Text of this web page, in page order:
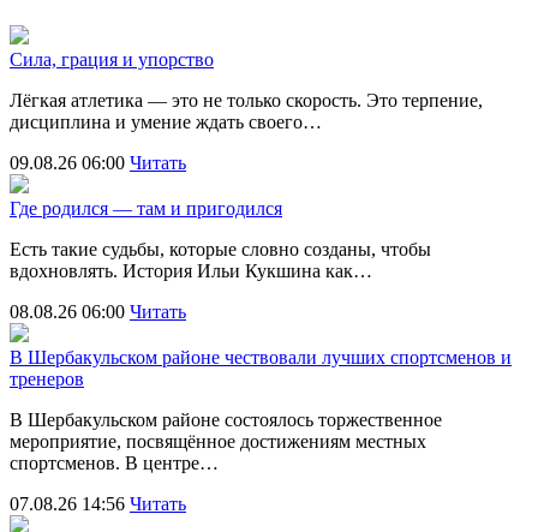
Сила, грация и упорство
Лёгкая атлетика — это не только скорость. Это терпение,
дисциплина и умение ждать своего…
09.08.26 06:00 Читать
Где родился — там и пригодился
Есть такие судьбы, которые словно созданы, чтобы
вдохновлять. История Ильи Кукшина как…
08.08.26 06:00 Читать
В Шербакульском районе чествовали лучших спортсменов и
тренеров
В Шербакульском районе состоялось торжественное
мероприятие, посвящённое достижениям местных
спортсменов. В центре…
07.08.26 14:56 Читать